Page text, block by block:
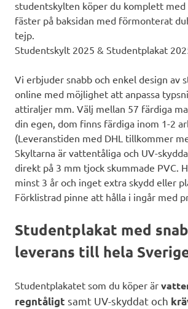
studentskylten köper du komplett med
fäster på baksidan med förmonterat
tejp.
Studentskylt 2025 & Studentplakat
Vi erbjuder snabb och enkel design av
online med möjlighet att anpassa
attiraljer mm. Välj mellan 57 färdiga
din egen, dom finns färdiga inom 1-2
(Leveranstiden med DHL tillkommer
Skyltarna är vattentåliga och UV-
direkt på 3 mm tjock skummade PVC.
minst 3 år och inget extra skydd eller
Förklistrad pinne att hålla i ingår med
Studentplakat med
leverans till hela
Studentplakatet som du köper är
regntåligt samt UV-skyddat och